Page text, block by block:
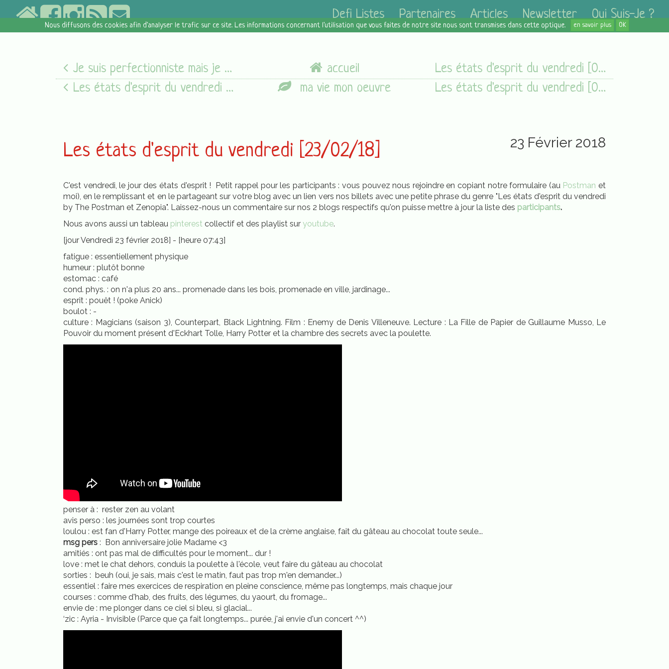
Nous diffusons des cookies afin d'analyser le trafic sur ce site. Les informations concernant l'utilisation que vous faites de notre site nous sont transmises dans cette optique. en savoir plus OK
Defi Listes Partenaires Articles Newsletter Qui Suis-Je ?
Je suis perfectionniste mais je me soigne accueil
Les états d'esprit du vendredi [02/03/18]
Les états d'esprit du vendredi [05/08/16]
ma vie mon oeuvre Les états d'esprit du vendredi [02/03/18]
23 Février 2018
Les états d'esprit du vendredi [23/02/18]
C'est vendredi, le jour des états d'esprit ! Petit rappel pour les participants : vous pouvez nous rejoindre en copiant notre formulaire (auPostman et
moi), en le remplissant et en le partageant sur votre blog avec un lien vers nos billets avec une petite phrase du genre "Les états d'esprit du vendredi
by The Postman et Zenopia". Laissez-nous un commentaire sur nos 2 blogs respectifs qu'on puisse mettre à jour la liste des participants.
Nous avons aussi un tableau pinterest collectif et des playlist sur youtube.
[jour Vendredi 23 février 2018] - [heure 07:43]
fatigue : essentiellement physique
humeur : plutôt bonne
estomac : café
cond. phys. : on n'a plus 20 ans... promenade dans les bois, promenade en ville, jardinage...
esprit : pouêt ! (poke Anick)
boulot : -
culture : Magicians (saison 3), Counterpart, Black Lightning. Film : Enemy de Denis Villeneuve. Lecture : La Fille de Papier de Guillaume Musso, Le
Pouvoir du moment présent d'Eckhart Tolle, Harry Potter et la chambre des secrets avec la poulette.
penser à : rester zen au volant
avis perso : les journées sont trop courtes
loulou : est fan d'Harry Potter, mange des poireaux et de la crème anglaise, fait du gâteau au chocolat toute seule...
msg pers : Bon anniversaire jolie Madame <3
amitiés : ont pas mal de difficultés pour le moment... dur !
love : met le chat dehors, conduis la poulette à l'école, veut faire du gâteau au chocolat
sorties : beuh (oui, je sais, mais c'est le matin, faut pas trop m'en demander...)
essentiel : faire mes exercices de respiration en pleine conscience, même pas longtemps, mais chaque jour
courses : comme d'hab, des fruits, des légumes, du yaourt, du fromage...
envie de : me plonger dans ce ciel si bleu, si glacial...
‘zic : Ayria - Invisible (Parce que ça fait longtemps... purée, j'ai envie d'un concert ^^)